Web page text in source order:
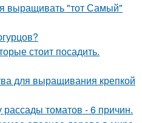
выращивать "тот Самый"
стоит посадить.
для выращивания крепкой
томатов - 6 причин.